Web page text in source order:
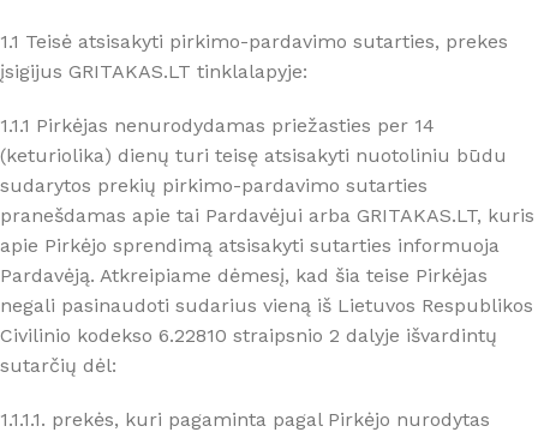
1.1 Teisė atsisakyti pirkimo-pardavimo sutarties, prekes
įsigijus GRITAKAS.LT tinklalapyje:
1.1.1 Pirkėjas nenurodydamas priežasties per 14
(keturiolika) dienų turi teisę atsisakyti nuotoliniu būdu
sudarytos prekių pirkimo-pardavimo sutarties
pranešdamas apie tai Pardavėjui arba GRITAKAS.LT, kuris
apie Pirkėjo sprendimą atsisakyti sutarties informuoja
Pardavėją. Atkreipiame dėmesį, kad šia teise Pirkėjas
negali pasinaudoti sudarius vieną iš Lietuvos Respublikos
Civilinio kodekso 6.22810 straipsnio 2 dalyje išvardintų
sutarčių dėl:
1.1.1.1. prekės, kuri pagaminta pagal Pirkėjo nurodytas